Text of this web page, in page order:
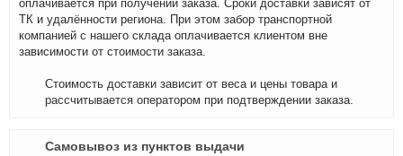
оплачивается при получении заказа. Сроки доставки зависят от
ТК и удалённости региона. При этом забор транспортной
компанией с нашего склада оплачивается клиентом вне
зависимости от стоимости заказа.
Стоимость доставки зависит от веса и цены товара и
рассчитывается оператором при подтверждении заказа.
Самовывоз из пунктов выдачи